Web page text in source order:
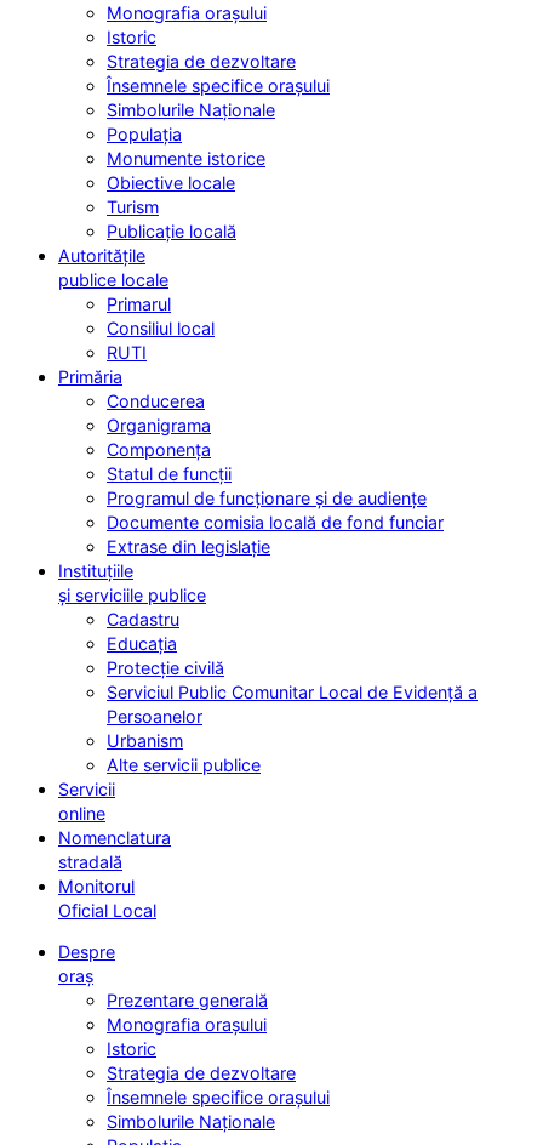
Monografia orașului
Istoric
Strategia de dezvoltare
Însemnele specifice orașului
Simbolurile Naționale
Populația
Monumente istorice
Obiective locale
Turism
Publicație locală
Autoritățile
publice locale
Primarul
Consiliul local
RUTI
Primăria
Conducerea
Organigrama
Componența
Statul de funcții
Programul de funcționare și de audiențe
Documente comisia locală de fond funciar
Extrase din legislație
Instituțiile
și serviciile publice
Cadastru
Educația
Protecție civilă
Serviciul Public Comunitar Local de Evidență a
Persoanelor
Urbanism
Alte servicii publice
Servicii
online
Nomenclatura
stradală
Monitorul
Oficial Local
Despre
oraș
Prezentare generală
Monografia orașului
Istoric
Strategia de dezvoltare
Însemnele specifice orașului
Simbolurile Naționale